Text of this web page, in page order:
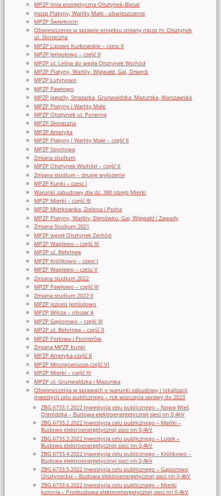
MPZP linia energetyczna Olsztynek-Biesal
mpzp Platyny, Warlity Małe - obwieszczenie
MPZP Świerkocin
Obwieszczenie w sprawie projektu zmiany mpzp m. Olsztynek
ul. Słoneczna
MPZP Lipowo Kurkowskie – czesc II
MPZP Jemiołowo – część II
MPZP ul. Leśna do węzła Olsztynek Wschód
MPZP Platyny, Warlity, Wigwałd, Gaj, Drwęck
MPZP Łutynowo
MPZP Pawłowo
MPZP Jagielly, Strazacka, Grunwaldzka, Mazurska, Warszawska
MPZP Platyny i Warlity Małe
MPZP Olsztynek ul. Poranna
MPZP Słoneczna
MPZP Ameryka
MPZP Platyny i Warlity Małe – część II
MPZP Sportowa
Zmiana studium
MPZP Olsztynek Wschód – część II
Zmiana studium – drugie wyłożenie
MPZP Kunki – czesc I
Warunki zabudowy dla dz. 380 obręb Mierki
MPZP Mierki – część III
MPZP Mierkowska, Zielona i Polna
MPZP Platyny, Warlity, Elgnówko, Gaj, Wigwałd i Zawady
Zmiana Studium 2021
MPZP węzeł Olsztynek Zachód
MPZP Waplewo – część IV
MPZP ul. Behringa
MPZP Królikowo – czesc I
MPZP Waplewo – czesc V
Zmiana studium 2022
MPZP Pawłowo – część III
Zmiana studium 2022 II
MPZP jezioro Jemiołowo
MPZP Wilcza – obszar A
MPZP Gąsiorowo – część III
MPZP ul. Behringa – część II
MPZP Perłowa i Pionierów
Zmiana MPZP Kunki
MPZP Ameryka-część II
MPZP Mrongowiusza-część VI
MPZP Mierki – część IV
MPZP ul. Grunwaldzka i Mazurska
Obwieszczenia w sprawach o warunki zabudowy i lokalizacji
inwestycji celu publicznego – rok wszczęcia sprawy do 2023
ZBG.6733.1.2022 Inwestycja celu publicznego – Nowa Wieś
Ostródzka – Budowa elektroenergetycznej sieci nn 0,4kV
ZBG.6733.2.2022 Inwestycja celu publicznego – Mańki –
Budowa elektroenergetycznej sieci nn 0,4kV
ZBG.6733.3.2022 Inwestycja celu publicznego – Lutek –
Budowa elektroenergetycznej sieci nn 0,4kV
ZBG.6733.4.2022 Inwestycja celu publicznego – Królikowo –
Budowa elektroenergetycznej sieci nn 0,4kV
ZBG.6733.5.2022 Inwestycja celu publicznego – Gąsiorowo
Olsztyneckie – Budowa elektroenergetycznej sieci nn 0,4kV
ZBG.6733.6.2022 Inwestycja celu publicznego – Mierki
kolonia – Przebudowa elektroenergetycznej sieci nn 0,4kV